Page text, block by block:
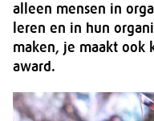
alleen mensen in
leren en in hun
maken, je maakt ook
award.